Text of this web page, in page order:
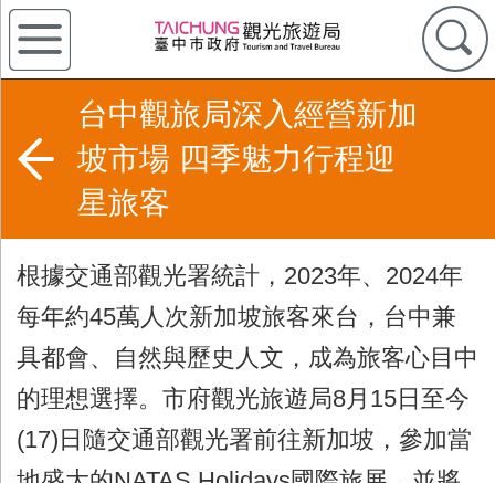
台中觀旅局深入經營新加
坡市場 四季魅力行程迎
星旅客
根據交通部觀光署統計， 2023年、 2024年
每年約45萬人次新加坡旅客來台，台中兼
具都會、自然與歷史人文，成為旅客心目中
的理想選擇。市府觀光旅遊局8月 15日至今
(17)日隨交通部觀光署前往新加坡，參加當